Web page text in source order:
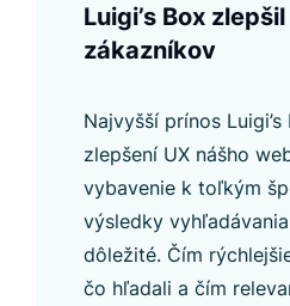
Luigi’s Box
zákazníkov
Najvyšší prínos
zlepšení UX nášho
vybavenie k toľkým
výsledky
dôležité. Čím
čo hľadali a čím